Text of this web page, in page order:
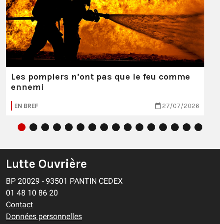
Les pompiers n’ont pas que le feu comme
ennemi
EN BREF 27/07/2026
Lutte Ouvrière
BP 20029 - 93501 PANTIN CEDEX
01 48 10 86 20
Contact
Données personnelles